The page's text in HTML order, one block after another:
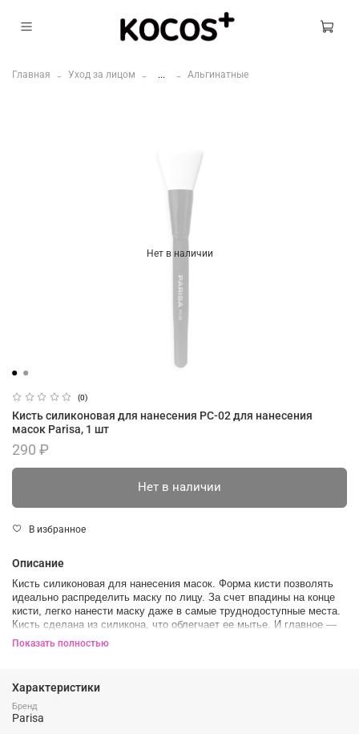
Главная Уход за лицом ... Альгинатные
Нет в наличии
(0)
Кисть силиконовая для нанесения PC-02 для нанесения
масок Parisa, 1 шт
290 ₽
Нет в наличии
В избранное
Описание
Кисть силиконовая для нанесения масок. Форма кисти позволять
идеально распределить маску по лицу. За счет впадины на конце
кисти, легко нанести маску даже в самые труднодоступные места.
Кисть сделана из силикона, что облегчает ее мытье. И главное —
она не впитывает драгоценный продукт, и вашей стандартной
протереть ее салфеткой.
Показать полностью
Характеристики
Бренд
Parisa